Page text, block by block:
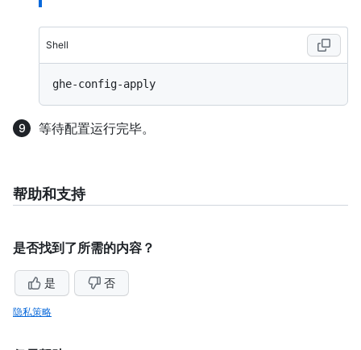
Shell
等待配置运行完毕。
帮助和支持
是否找到了所需的内容？
是 否
隐私策略